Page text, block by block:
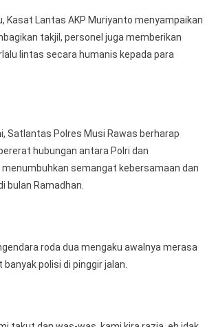
Kasat Lantas AKP Muriyanto menyampaikan
takjil, personel juga memberikan
lintas secara humanis kepada para
Satlantas Polres Musi Rawas berharap
hubungan antara Polri dan
semangat kebersamaan dan
bulan Ramadhan.
roda dua mengaku awalnya merasa
polisi di pinggir jalan.